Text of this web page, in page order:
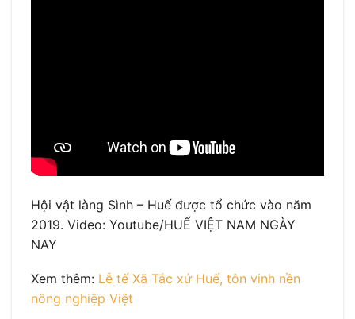
Hội vật làng Sình – Huế được tổ chức vào năm
2019. Video: Youtube/HUẾ VIỆT NAM NGÀY
NAY
Xem thêm: Lễ tế Xã Tắc xứ Huế, tôn vinh nền
nông nghiệp Việt